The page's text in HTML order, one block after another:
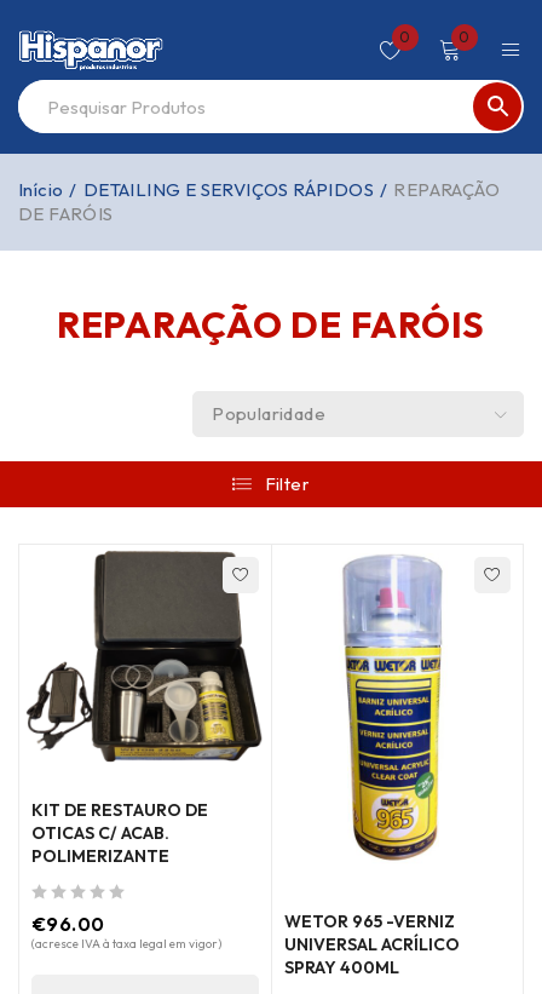
0 0
REPARAÇÃO DE FARÓIS
Início / DETAILING E SERVIÇOS RÁPIDOS / REPARAÇÃO
DE FARÓIS
Popularidade
Filter
KIT DE RESTAURO DE
OTICAS C/ ACAB.
POLIMERIZANTE
€96.00
(acresce IVA à taxa legal em vigor)
WETOR 965 -VERNIZ
UNIVERSAL ACRÍLICO
SPRAY 400ML